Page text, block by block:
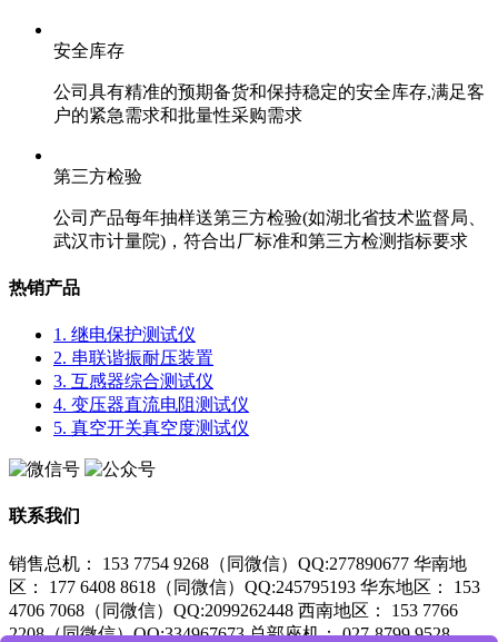
安全库存
公司具有精准的预期备货和保持稳定的安全库存,满足客
户的紧急需求和批量性采购需求
第三方检验
公司产品每年抽样送第三方检验(如湖北省技术监督局、
武汉市计量院)，符合出厂标准和第三方检测指标要求
热销产品
1. 继电保护测试仪
2. 串联谐振耐压装置
3. 互感器综合测试仪
4. 变压器直流电阻测试仪
5. 真空开关真空度测试仪
联系我们
销售总机： 153 7754 9268（同微信）QQ:277890677 华南地
区： 177 6408 8618（同微信）QQ:245795193 华东地区： 153
4706 7068（同微信）QQ:2099262448 西南地区： 153 7766
2208（同微信）QQ:334967673 总部座机： 027-8799 9528